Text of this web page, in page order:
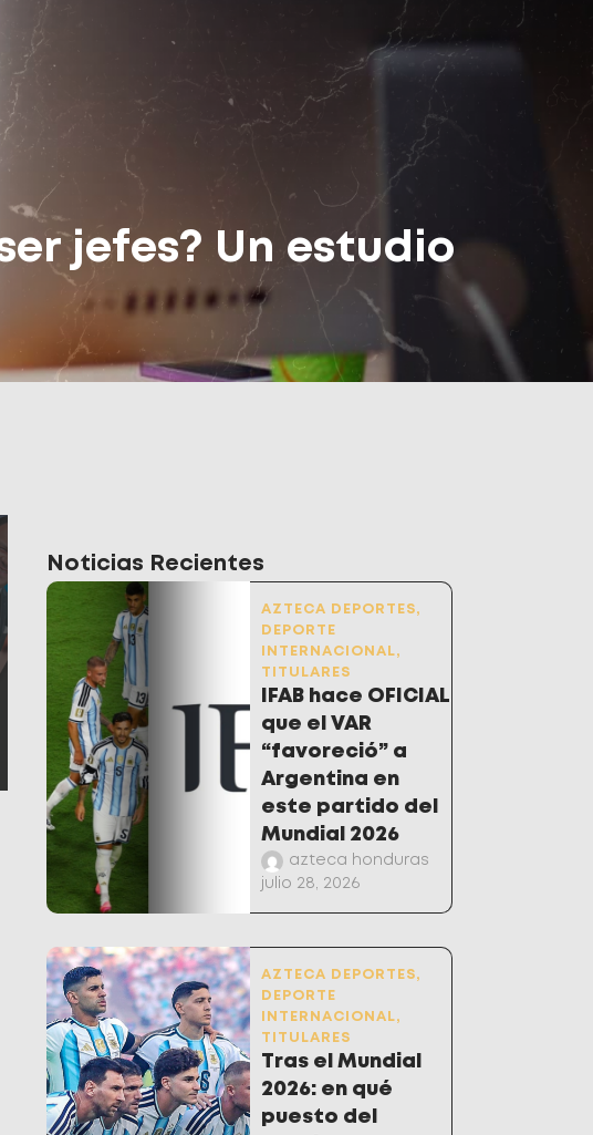
jefes? Un estudio
Noticias Recientes
AZTECA DEPORTES,
DEPORTE
INTERNACIONAL,
TITULARES
IFAB hace OFICIAL
que el VAR
“favoreció” a
Argentina en
este partido del
Mundial 2026
azteca honduras
julio 28, 2026
AZTECA DEPORTES,
DEPORTE
INTERNACIONAL,
TITULARES
Tras el Mundial
2026: en qué
puesto del